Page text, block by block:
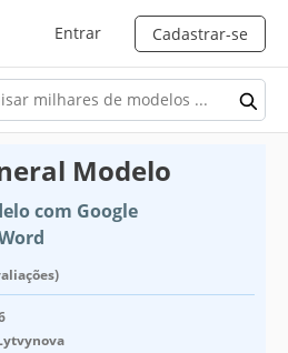
Entrar Cadastrar-se
Modelo
com Google